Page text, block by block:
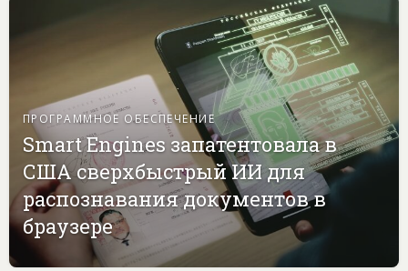
ПРОГРАММНОЕ ОБЕСПЕЧЕНИЕ
Smart Engines запатентовала в
США сверхбыстрый ИИ для
распознавания документов в
браузере